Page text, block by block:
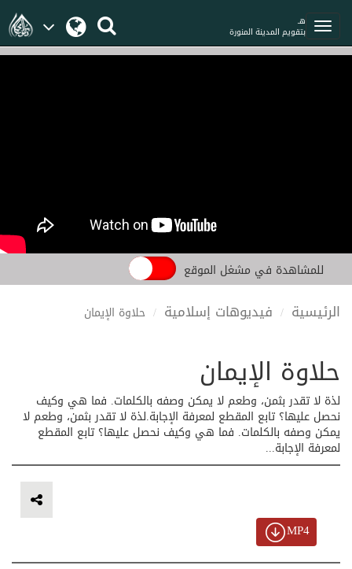
هـ
بتقويم المدينة المنورة
للمشاهدة في مشغل الموقع
الرئيسية فيديوهات إسلامية حلاوة الإيمان
حلاوة الإيمان
لذة لا تقدر بثمن، وطعم لا يمكن وصفه بالكلمات. فما هي وكيف
نحصل عليها؟ تابع المقطع لمعرفة الإجابة.لذة لا تقدر بثمن، وطعم لا
يمكن وصفه بالكلمات. فما هي وكيف نحصل عليها؟ تابع المقطع
لمعرفة الإجابة...
MP4